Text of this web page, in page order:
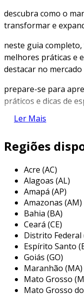
descubra como o
transformar e
neste guia
melhores práticas e
destacar no
prepare-se para
práticos e dicas de
introdução ao
no cenário
transformação
forma como as
seus clientes.
nossoguia de
digitalproporciona
entender e
que impulsionam a
as empresas que
otimizar suas
gerando
crescimento
Ler Mais
Regiões
Acre (AC)
Alagoas (AL)
Amapá (AP)
Amazonas (AM)
Bahia (BA)
Ceará (CE)
Distrito Federal
Espírito Santo
Goiás (GO)
Maranhão (MA)
Mato Grosso
Mato Grosso